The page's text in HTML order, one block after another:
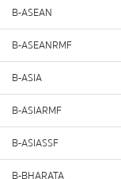
B-ASEAN
B-ASEANRMF
B-ASIA
B-ASIARMF
B-ASIASSF